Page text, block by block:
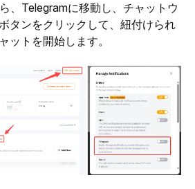
、Telegramに移動し、チャットウ
タンをクリックして、紐付けられ
ットを開始します。